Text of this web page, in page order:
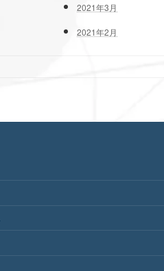
2021年3月
2021年2月